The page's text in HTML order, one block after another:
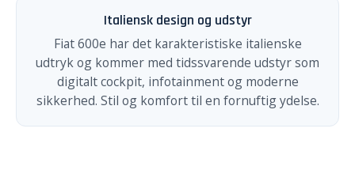
Italiensk design og udstyr
Fiat 600e har det karakteristiske italienske
udtryk og kommer med tidssvarende udstyr som
digitalt cockpit, infotainment og moderne
sikkerhed. Stil og komfort til en fornuftig ydelse.